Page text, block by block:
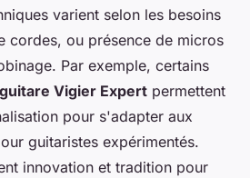
varient selon les besoins
cordes, ou présence de micros
Par exemple, certains
guitare Vigier Expert permettent
pour s'adapter aux
guitaristes expérimentés.
innovation et tradition pour